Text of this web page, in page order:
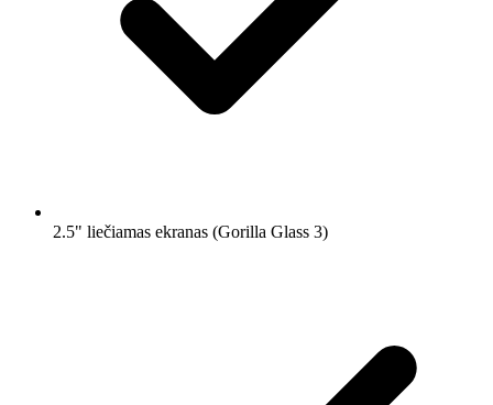
2.5" liečiamas ekranas (Gorilla Glass 3)